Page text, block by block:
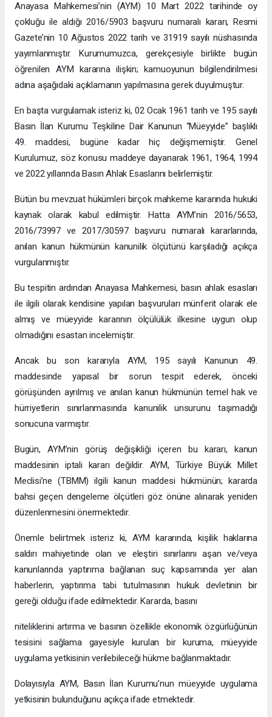
Anayasa Mahkemesi’nin (AYM) 10 Mart 2022 tarihinde oy
çokluğu ile aldığı 2016/5903 başvuru numaralı kararı, Resmi
Gazete’nin 10 Ağustos 2022 tarih ve 31919 sayılı nüshasında
yayımlanmıştır. Kurumumuzca, gerekçesiyle birlikte bugün
öğrenilen AYM kararına ilişkin; kamuoyunun bilgilendirilmesi
adına aşağıdaki açıklamanın yapılmasına gerek duyulmuştur.
En başta vurgulamak isteriz ki, 02 Ocak 1961 tarih ve 195 sayılı
Basın İlan Kurumu Teşkiline Dair Kanunun “Müeyyide” başlıklı
49. maddesi, bugüne kadar hiç değişmemiştir. Genel
Kurulumuz, söz konusu maddeye dayanarak 1961, 1964, 1994
ve 2022 yıllarında Basın Ahlak Esaslarını belirlemiştir.
Bütün bu mevzuat hükümleri birçok mahkeme kararında hukuki
kaynak olarak kabul edilmiştir. Hatta AYM’nin 2016/5653,
2016/73997 ve 2017/30597 başvuru numaralı kararlarında,
anılan kanun hükmünün kanunilik ölçütünü karşıladığı açıkça
vurgulanmıştır.
Bu tespitin ardından Anayasa Mahkemesi, basın ahlak esasları
ile ilgili olarak kendisine yapılan başvuruları münferit olarak ele
almış ve müeyyide kararının ölçülülük ilkesine uygun olup
olmadığını esastan incelemiştir.
Ancak bu son kararıyla AYM, 195 sayılı Kanunun 49.
maddesinde yapısal bir sorun tespit ederek, önceki
görüşünden ayrılmış ve anılan kanun hükmünün temel hak ve
hürriyetlerin sınırlanmasında kanunilik unsurunu taşımadığı
sonucuna varmıştır.
Bugün, AYM’nin görüş değişikliği içeren bu kararı, kanun
maddesinin iptali kararı değildir. AYM, Türkiye Büyük Millet
Meclisi’ne (TBMM) ilgili kanun maddesi hükmünün; kararda
bahsi geçen dengeleme ölçütleri göz önüne alınarak yeniden
düzenlenmesini önermektedir.
Önemle belirtmek isteriz ki, AYM kararında, kişilik haklarına
saldırı mahiyetinde olan ve eleştiri sınırlarını aşan ve/veya
kanunlarında yaptırıma bağlanan suç kapsamında yer alan
haberlerin, yaptırıma tabi tutulmasının hukuk devletinin bir
gereği olduğu ifade edilmektedir. Kararda, basını
niteliklerini artırma ve basının özellikle ekonomik özgürlüğünün
tesisini sağlama gayesiyle kurulan bir kuruma, müeyyide
uygulama yetkisinin verilebileceği hükme bağlanmaktadır.
Dolayısıyla AYM, Basın İlan Kurumu’nun müeyyide uygulama
yetkisinin bulunduğunu açıkça ifade etmektedir.